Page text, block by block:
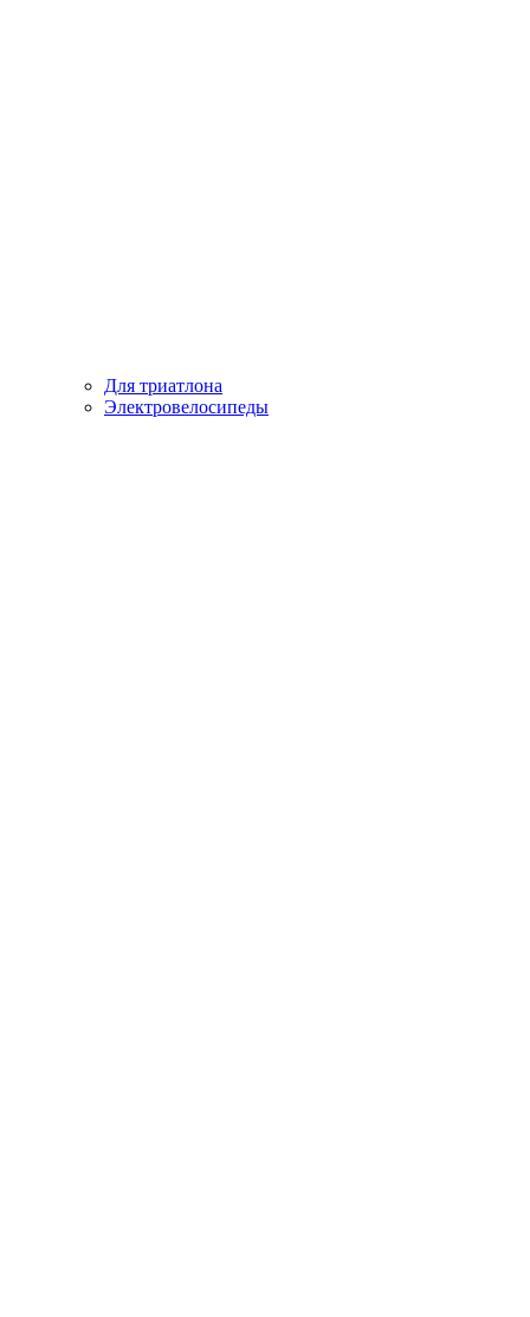
Для триатлона
Электровелосипеды